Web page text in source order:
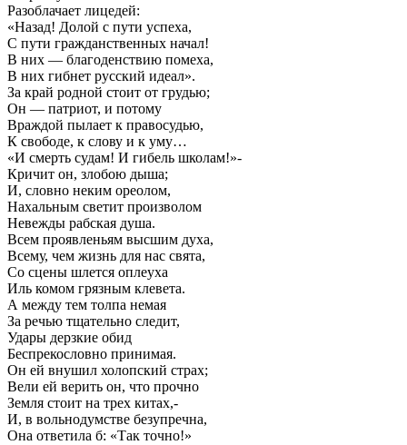
Разоблачает лицедей:
«Назад! Долой с пути успеха,
С пути гражданственных начал!
В них — благоденствию помеха,
В них гибнет русский идеал».
За край родной стоит от грудью;
Он — патриот, и потому
Враждой пылает к правосудью,
К свободе, к слову и к уму…
«И смерть судам! И гибель школам!»-
Кричит он, злобою дыша;
И, словно неким ореолом,
Нахальным светит произволом
Невежды рабская душа.
Всем проявленьям высшим духа,
Всему, чем жизнь для нас свята,
Со сцены шлется оплеуха
Иль комом грязным клевета.
А между тем толпа немая
За речью тщательно следит,
Удары дерзкие обид
Беспрекословно принимая.
Он ей внушил холопский страх;
Вели ей верить он, что прочно
Земля стоит на трех китах,-
И, в вольнодумстве безупречна,
Она ответила б: «Так точно!»